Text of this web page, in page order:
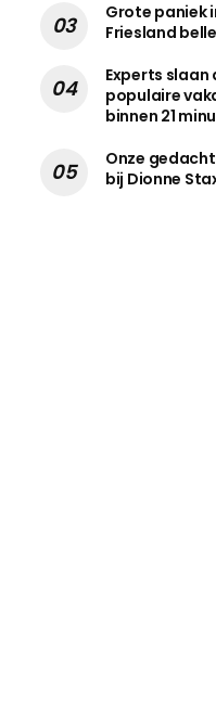
Grote paniek
Friesland
Experts slaan
populaire
binnen 21
Onze
bij Dionne